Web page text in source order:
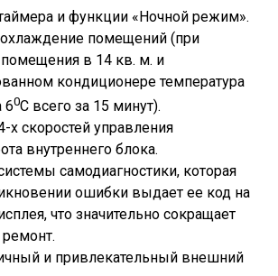
и функции «Ночной режим».
помещений (при
в 14 кв. м. и
кондиционере температура
60С всего за 15 минут).
х скоростей управления
внутреннего блока.
самодиагностики, которая
ошибки выдает ее код на
что значительно сокращает
и привлекательный внешний